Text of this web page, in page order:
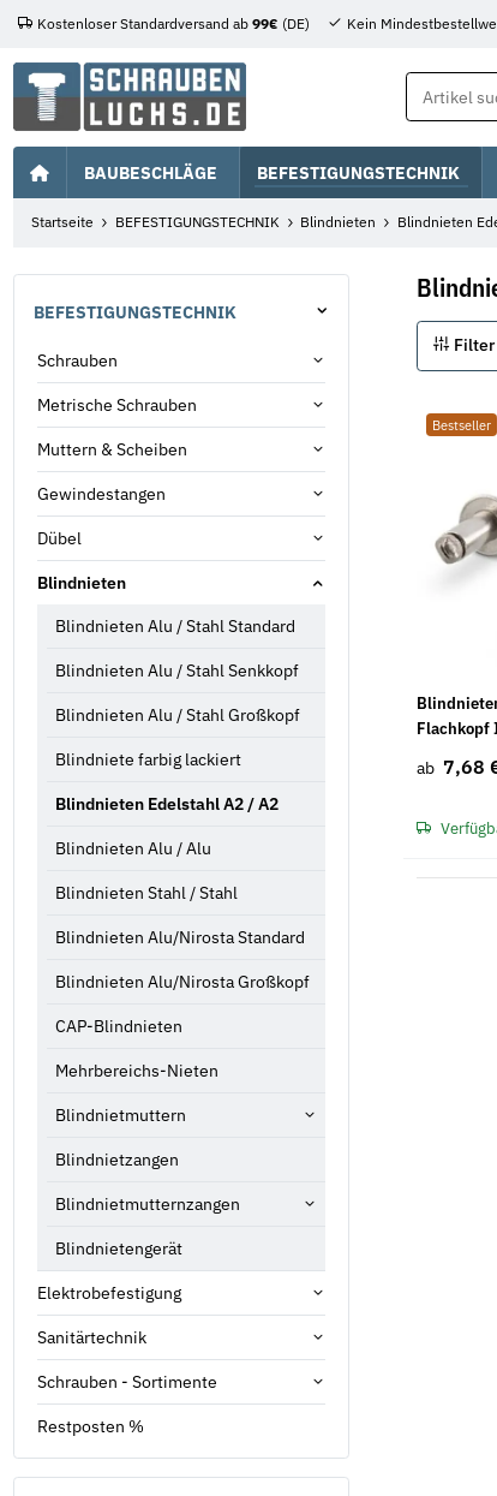
Kostenloser Standardversand ab 99€ (DE) Kein
BAUBESCHLÄGE BEFESTIGUNGSTECHNIK
Startseite BEFESTIGUNGSTECHNIK Blindnieten Blindnieten
Filter
Bestseller
Flachkopf
ab 7,68
BEFESTIGUNGSTECHNIK
Schrauben
Metrische Schrauben
Muttern & Scheiben
Gewindestangen
Dübel
Blindnieten
Blindnieten Alu / Stahl Standard
Blindnieten Alu / Stahl Senkkopf
Blindnieten Alu / Stahl Großkopf
Blindniete farbig lackiert
Blindnieten Edelstahl A2 / A2
Blindnieten Alu / Alu
Blindnieten Stahl / Stahl
Blindnieten Alu/Nirosta Standard
Blindnieten Alu/Nirosta Großkopf
CAP-Blindnieten
Mehrbereichs-Nieten
Blindnietmuttern
Blindnietzangen
Blindnietmutternzangen
Blindnietengerät
Elektrobefestigung
Sanitärtechnik
Schrauben - Sortimente
Restposten %